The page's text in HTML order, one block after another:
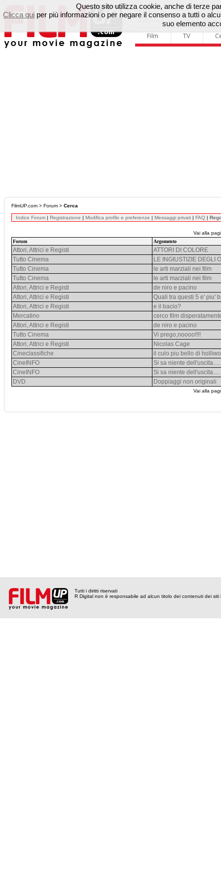
Film TV
FilmUP.com > Forum > Cerca
Indice Forum | Registrazione | Modifica profilo e preferenze | Messaggi privati | FAQ |
Vai alla
Forum
Argomento
Attori, Attrici e Registi
ATTORI DI COLORE
Tutto Cinema
LE INGIUSTIZIE DEGLI
Tutto Cinema
le arti marziali nei film
Tutto Cinema
le arti marziali nei film
Attori, Attrici e Registi
de niro e pacino
Attori, Attrici e Registi
Quali tra questi 5 e' piu'
Attori, Attrici e Registi
e il bacio?
Mercatino
cerco film
Attori, Attrici e Registi
de niro e pacino
Tutto Cinema
Vi prego,noooo!!!!
Attori, Attrici e Registi
Nicolas Cage
Cineclassifiche
il culo piu bello di
CineINFO
Si sa niente
CineINFO
Si sa niente
DVD
Doppiaggi non originali
Vai alla
Tutti i diritti riservati
R Digital non è responsabile ad alcun titolo dei contenuti dei siti
Questo sito utilizza cookie, anche di terze
Clicca qui per più informazioni o per negare il consenso a tutti o
suo elemento